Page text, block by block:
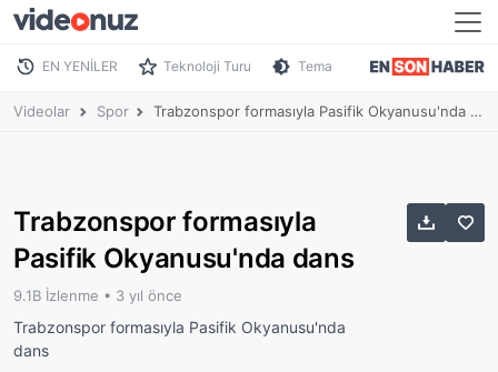
EN YENİLER Teknoloji Turu Tema
Videolar Spor Trabzonspor formasıyla Pasifik Okyanusu'nda dans
Trabzonspor formasıyla
Pasifik Okyanusu'nda dans
9.1B İzlenme • 3 yıl önce
Trabzonspor formasıyla Pasifik Okyanusu'nda
dans